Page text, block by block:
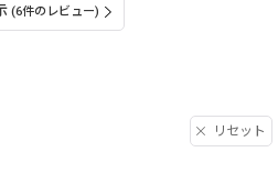
(6件のレビュー)
リセット